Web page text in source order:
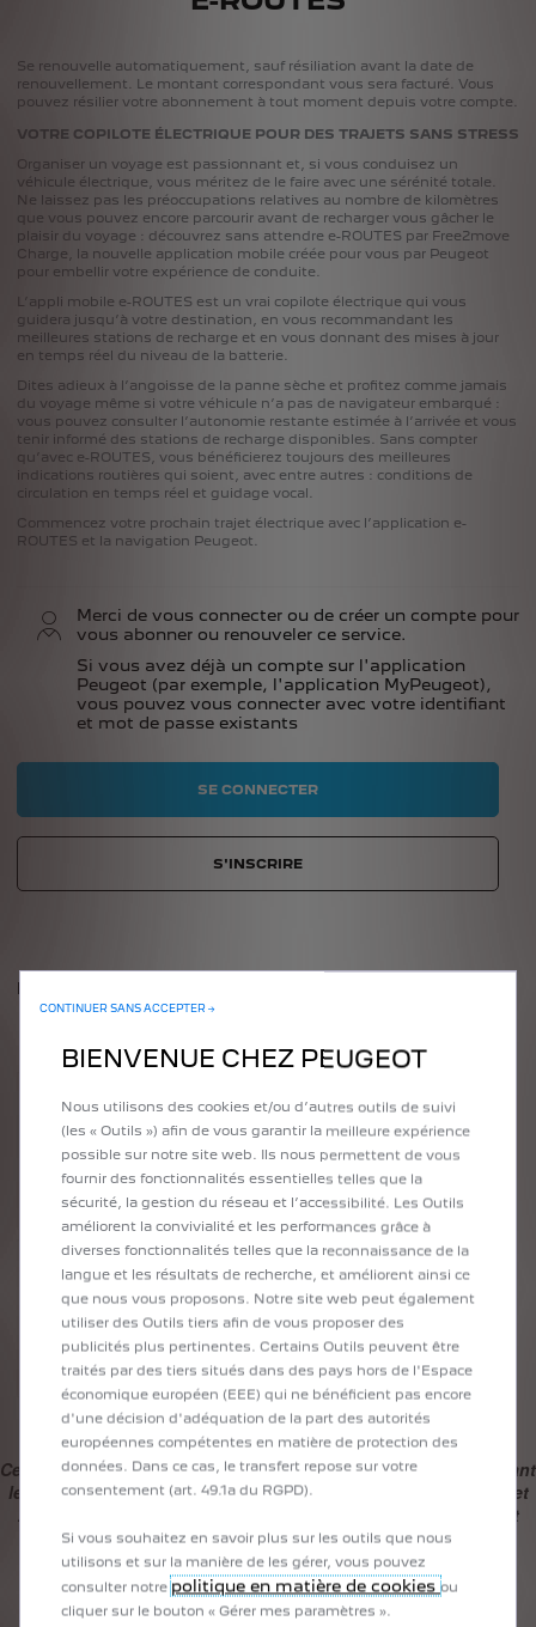
Se renouvelle automatiquement, sauf résiliation avant la date de
renouvellement. Le montant correspondant vous sera facturé. Vous
pouvez résilier votre abonnement à tout moment depuis votre compte.
VOTRE COPILOTE ÉLECTRIQUE POUR DES TRAJETS SANS STRESS
Organiser un voyage est passionnant et, si vous conduisez un
véhicule électrique, vous méritez de le faire avec une sérénité totale.
Ne laissez pas les préoccupations relatives au nombre de kilomètres
que vous pouvez encore parcourir avant de recharger vous gâcher le
plaisir du voyage : découvrez sans attendre e-ROUTES par Free2move
Charge, la nouvelle application mobile créée pour vous par Peugeot
pour embellir votre expérience de conduite. ​
L’appli mobile e-ROUTES est un vrai copilote électrique qui vous
guidera jusqu’à votre destination, en vous recommandant les
meilleures stations de recharge et en vous donnant des mises à jour
en temps réel du niveau de la batterie.
Dites adieux à l’angoisse de la panne sèche et profitez comme jamais
du voyage même si votre véhicule n’a pas de navigateur embarqué :
vous pouvez consulter l’autonomie restante estimée à l’arrivée et vous
tenir informé des stations de recharge disponibles. Sans compter
qu’avec e-ROUTES, vous bénéficierez toujours des meilleures
indications routières qui soient, avec entre autres : conditions de
circulation en temps réel et guidage vocal.​
Commencez votre prochain trajet électrique avec l’application e-
ROUTES et la navigation Peugeot.
Merci de vous connecter ou de créer un compte pour
vous abonner ou renouveler ce service.
Si vous avez déjà un compte sur l'application
Peugeot (par exemple, l'application MyPeugeot),
vous pouvez vous connecter avec votre identifiant
et mot de passe existants
SE CONNECTER
S'INSCRIRE
PRIX
Mois
,90€
/Mois
An
,00€
Cette offre concerne uniquement les véhicules commandés avant
le 3 juillet 2023. Pour les véhicules commandés après le 3 juillet
2023 (inclus), veuillez vous référer aux offres Connect ONE et
Connect PLUS.
E-ROUTES
CONTINUER SANS ACCEPTER →
BIENVENUE CHEZ PEUGEOT
Nous utilisons des cookies et/ou d’autres outils de suivi
(les « Outils ») afin de vous garantir la meilleure expérience
possible sur notre site web. Ils nous permettent de vous
fournir des fonctionnalités essentielles telles que la
sécurité, la gestion du réseau et l’accessibilité. Les Outils
améliorent la convivialité et les performances grâce à
diverses fonctionnalités telles que la reconnaissance de la
langue et les résultats de recherche, et améliorent ainsi ce
que nous vous proposons. Notre site web peut également
utiliser des Outils tiers afin de vous proposer des
publicités plus pertinentes. Certains Outils peuvent être
traités par des tiers situés dans des pays hors de l'Espace
économique européen (EEE) qui ne bénéficient pas encore
d'une décision d'adéquation de la part des autorités
européennes compétentes en matière de protection des
données. Dans ce cas, le transfert repose sur votre
consentement (art. 49.1a du RGPD).
Si vous souhaitez en savoir plus sur les outils que nous
utilisons et sur la manière de les gérer, vous pouvez
consulter notre politique en matière de cookies ou
cliquer sur le bouton « Gérer mes paramètres ».